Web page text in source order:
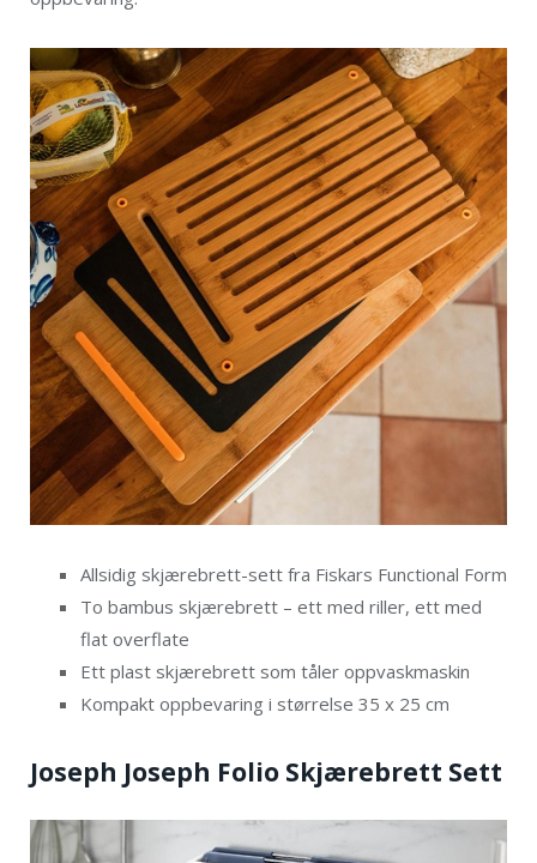
Allsidig skjærebrett-sett fra Fiskars Functional Form
To bambus skjærebrett – ett med riller, ett med
flat overflate
Ett plast skjærebrett som tåler oppvaskmaskin
Kompakt oppbevaring i størrelse 35 x 25 cm
Joseph Joseph Folio Skjærebrett Sett